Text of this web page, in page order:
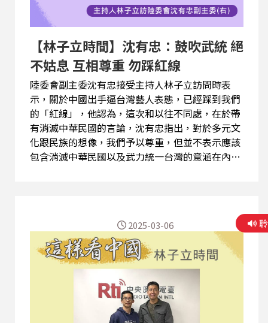
內透露出，中國未來對地方的安全及維穩可能將由
中央掌控。對外，則確實反映出中國對外擴張的企
圖。 針對外交部長王毅...
【林子立時間】沈有忠：鼓吹武統 絕
不姑息 互相尊重 勿踩紅線
陸委會副主委沈有忠接受主持人林子立訪問時表
示，關於中國出手逼台灣藝人表態，已經踩到我們
的「紅線」，他認為，這次和以往不同處，在於帶
有消滅中華民國的言論，沈有忠指出，對於多元文
化跟民族的想像，我們予以尊重，但並不表示應該
包含消滅中華民國以及武力統一台灣的意涵在內，
同，對於兩岸統一的個人想法，我們表示尊重，但
不應該是兩岸統一、中華民國消失，這部分陸委會
無法接受。 而何謂兩岸交流「紅線」界線的部分，
沈有忠表明，我們是一個民主自由的國家，因此個
人的文化認同、民族認同，我們都表示尊重，這些
皆屬言論自由的保障範圍，但言論自由並非無限上
綱，若提及統一就是應該要讓中華民國不見、應該
要讓世上只有中華人民共和國、應該要讓台灣變成
2025-03-06